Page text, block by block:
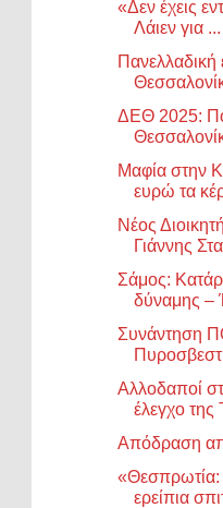
«Δεν έχεις
Λάιεν για ...
ΔΕΘ 2025:
Μαφία στην
ευρώ τα
Νέος
Γιάννης
Σάμος:
δύναμης –
Συνάντηση
Aλλοδαποί
έλεγχο της
Απόδραση
«Θεσπρωτία:
ερείπια